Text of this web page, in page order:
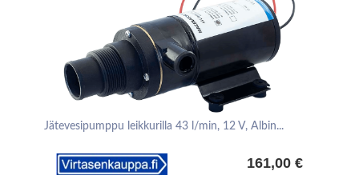
Jätevesipumppu leikkurilla 43 l/min, 12 V, Albin...
161,00 €